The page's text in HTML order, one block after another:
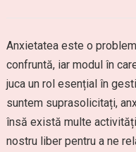
Anxietatea este o
confruntă, iar modul în
juca un rol esențial în
suntem suprasolicitați,
însă există multe
nostru liber pentru a ne